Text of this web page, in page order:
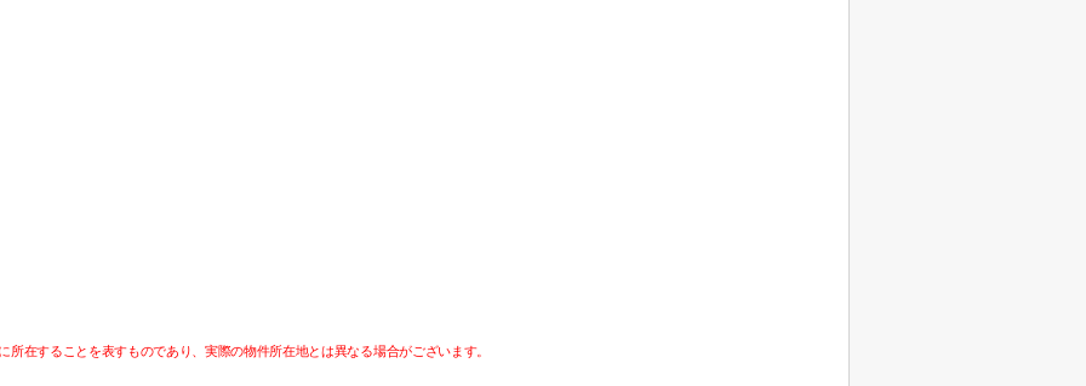
在することを表すものであり、実際の物件所在地とは異なる場合がございます。